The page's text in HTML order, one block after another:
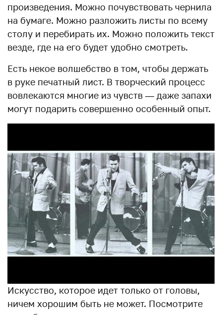
произведения. Можно почувствовать чернила
на бумаге. Можно разложить листы по всему
столу и перебирать их. Можно положить текст
везде, где на его будет удобно смотреть.
Есть некое волшебство в том, чтобы держать
в руке печатный лист. В творческий процесс
вовлекаются многие из чувств — даже запахи
могут подарить совершенно особенный опыт.
Искусство, которое идет только от головы,
ничем хорошим быть не может. Посмотрите